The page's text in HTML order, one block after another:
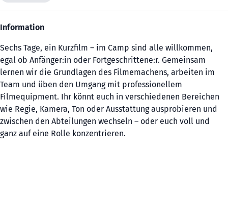
Information
Sechs Tage, ein Kurzfilm – im Camp sind alle willkommen,
egal ob Anfänger:in oder Fortgeschrittene:r. Gemeinsam
lernen wir die Grundlagen des Filmemachens, arbeiten im
Team und üben den Umgang mit professionellem
Filmequipment. Ihr könnt euch in verschiedenen Bereichen
wie Regie, Kamera, Ton oder Ausstattung ausprobieren und
zwischen den Abteilungen wechseln – oder euch voll und
ganz auf eine Rolle konzentrieren.